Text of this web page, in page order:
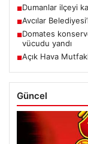
■Dumanlar ilçeyi
■Avcılar
■Domates
vücudu yandı
■Açık Hava
Güncel